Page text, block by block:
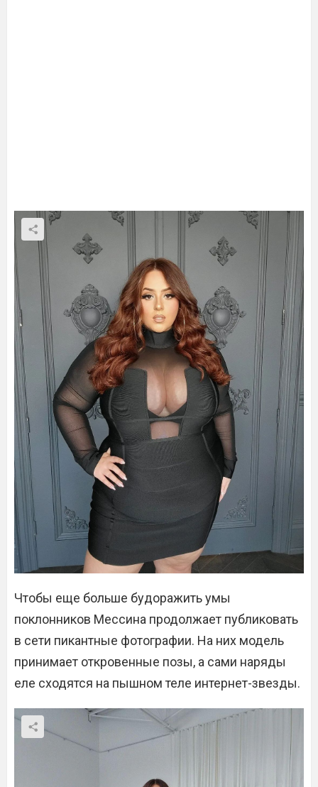
Чтобы еще больше будоражить умы
поклонников Мессина продолжает публиковать
в сети пикантные фотографии. На них модель
принимает откровенные позы, а сами наряды
еле сходятся на пышном теле интернет-звезды.